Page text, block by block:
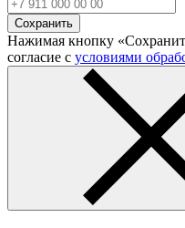
Сохранить
Нажимая кнопку
согласие с условиями